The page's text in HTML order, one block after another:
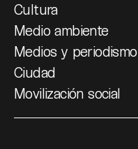
Cultura
Medio ambiente
Medios y periodismo
Ciudad
Movilización social